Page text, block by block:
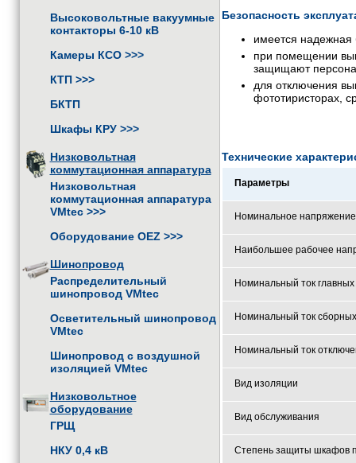
Высоковольтные вакуумные
контакторы 6-10 кВ
Камеры КСО >>>
КТП >>>
БКТП
Шкафы КРУ >>>
Низковольтная
коммутационная аппаратура
Низковольтная
коммутационная аппаратура
VMtec >>>
Оборудование OEZ >>>
Шинопровод
Распределительный
шинопровод VMtec
Осветительный шинопровод
VMtec
Шинопровод с воздушной
изоляцией VMtec
Низковольтное
оборудование
ГРЩ
НКУ 0,4 кВ
Безопасность
имеется надежная
при помещении
защищают
для отключения
фототиристорах,
Технические
Параметры
Номинальное
Наибольшее рабочее
Номинальный ток
Номинальный ток
Номинальный ток
Вид изоляции
Вид обслуживания
Степень защиты шкафов